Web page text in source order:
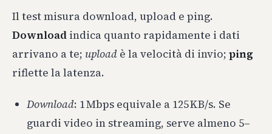
Il test misura download, upload e ping.
Download indica quanto rapidamente i dati
arrivano a te; upload è la velocità di invio; ping
riflette la latenza.
Download: 1 Mbps equivale a 125 KB/s. Se
guardi video in streaming, serve almeno 5–